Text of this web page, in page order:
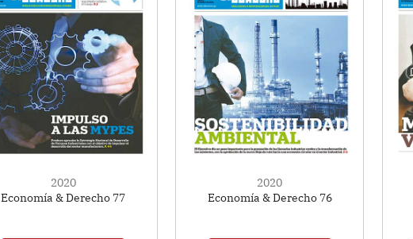
2020
Economía & Derecho 77
2020
Economía & Derecho 76